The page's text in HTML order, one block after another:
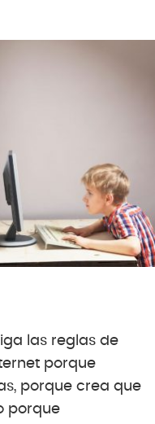
las reglas de
porque
porque crea que
porque